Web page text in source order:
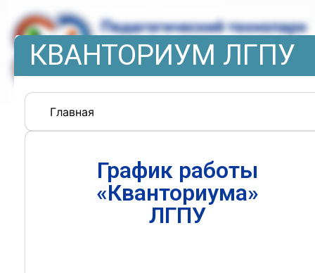
КВАНТОРИУМ ЛГПУ
Главная
График работы
«Кванториума»
ЛГПУ